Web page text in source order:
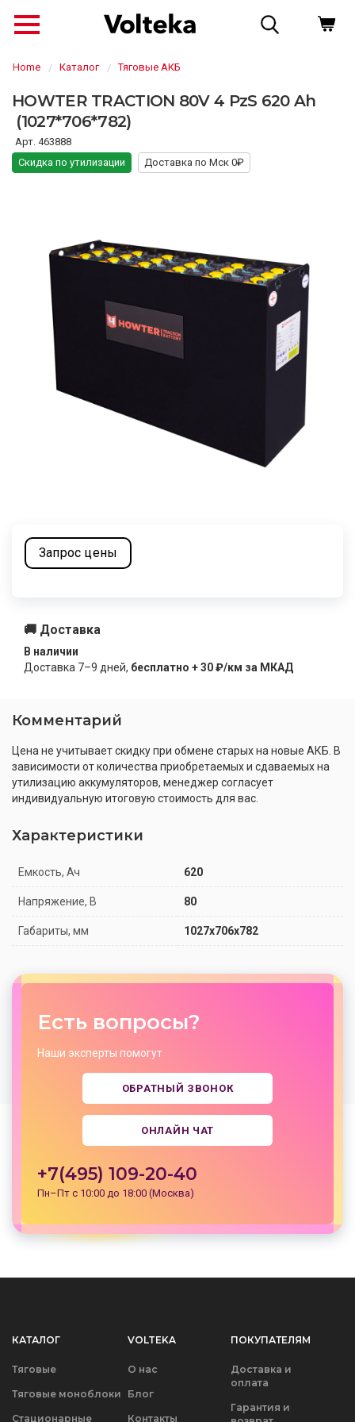
Home Каталог Тяговые АКБ
HOWTER TRACTION 80V 4 PzS 620 Ah
(1027*706*782)
463888
Скидка по утилизации
Доставка по Мск 0₽
Запрос цены
🚚 Доставка
В наличии
Доставка 7–9 дней, бесплатно + 30 ₽/км за МКАД
Характеристики
Емкость, Ач 620
Напряжение, В 80
Габариты, мм 1027x706x782
Комментарий
Цена не учитывает скидку при обмене старых на новые АКБ. В
зависимости от количества приобретаемых и сдаваемых на
утилизацию аккумуляторов, менеджер согласует
индивидуальную итоговую стоимость для вас.
Есть вопросы?
Наши эксперты помогут
ОБРАТНЫЙ ЗВОНОК
ОНЛАЙН ЧАТ
+7(495) 109-20-40
Пн–Пт с 10:00 до 18:00 (Москва)
КАТАЛОГ
Тяговые
Тяговые моноблоки
Стационарные
VOLTEKA
О нас
Блог
Контакты
ПОКУПАТЕЛЯМ
Доставка и
оплата
Гарантия и